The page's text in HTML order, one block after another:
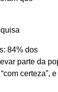
84% dos
parte da
certeza”, e